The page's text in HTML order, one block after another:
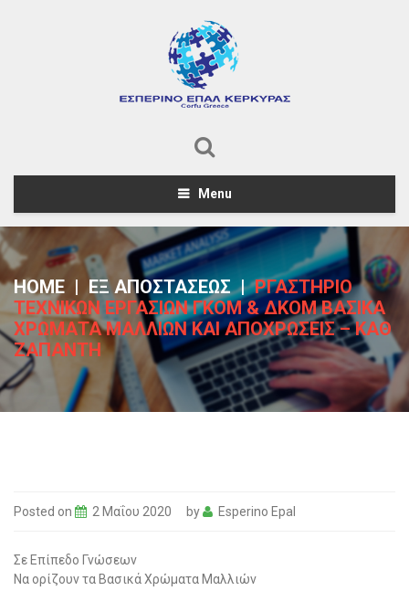
Menu
HOME | ΕΞ ΑΠΟΣΤΑΣΕΩΣ | ΡΓΑΣΤΗΡΙΟ
ΤΕΧΝΙΚΩΝ ΕΡΓΑΣΙΩΝ ΓΚΟΜ & ΔΚΟΜ ΒΑΣΙΚΑ
ΧΡΩΜΑΤΑ ΜΑΛΛΙΩΝ ΚΑΙ ΑΠΟΧΡΩΣΕΙΣ – ΚΑΘ
ΖΑΠΑΝΤΗ
Posted on 2 Μαΐου 2020 by Esperino Epal
Σε Επίπεδο Γνώσεων
Να ορίζουν τα Βασικά Χρώματα Μαλλιών